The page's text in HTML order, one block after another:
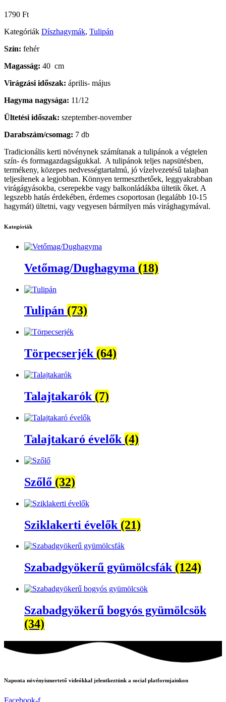
1790 Ft
Kategóriák Díszhagymák, Tulipán
Szín: fehér
Magasság: 40 cm
Virágzási időszak: április- május
Hagyma nagysága: 11/12
Ültetési időszak: szeptember-november
Darabszám/csomag: 7 db
Tradicionális kerti növénynek számítanak a tulipánok a végtelen
szín- és formagazdagságukkal. A tulipánok teljes napsütésben,
termékeny, közepes nedvességtartalmú, jó vízelvezetésű talajban
teljesítenek a legjobban. Könnyen termeszthetőek, leggyakrabban
virágágyásokba, cserepekbe vagy balkonládákba ültetik őket. A
legszebb hatás érdekében, érdemes csoportosan (legalább 10-15
hagymát) ültetni, vagy vegyesen bármilyen más virághagymával.
Kategóriák
Vetőmag/Dughagyma (18)
Tulipán (73)
Törpecserjék (64)
Talajtakarók (7)
Talajtakaró évelők (4)
Szőlő (32)
Sziklakerti évelők (21)
Szabadgyökerű gyümölcsfák (124)
Szabadgyökerű bogyós gyümölcsök
(34)
Naponta növényismertető videókkal jelentkeztünk a social platformjainkon